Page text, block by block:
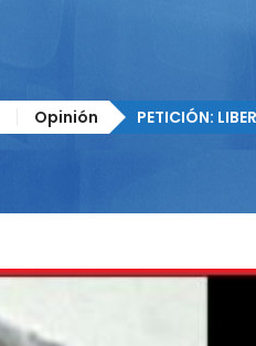
Opinión PETICIÓN: